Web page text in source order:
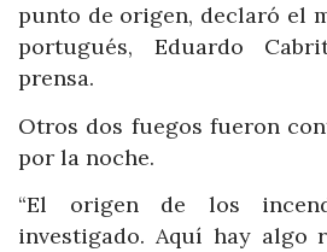
punto de origen, declaró el
portugués, Eduardo
prensa.
Otros dos fuegos fueron
por la noche.
“El origen de los
investigado. Aquí hay algo